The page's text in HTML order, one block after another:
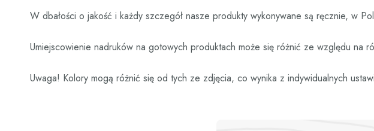
W dbałości o jakość i każdy szczegół nasze produkty wykonywane są ręcznie, w
Umiejscowienie nadruków na gotowych produktach może się różnić ze względu na
Uwaga! Kolory mogą różnić się od tych ze zdjęcia, co wynika z indywidualnych